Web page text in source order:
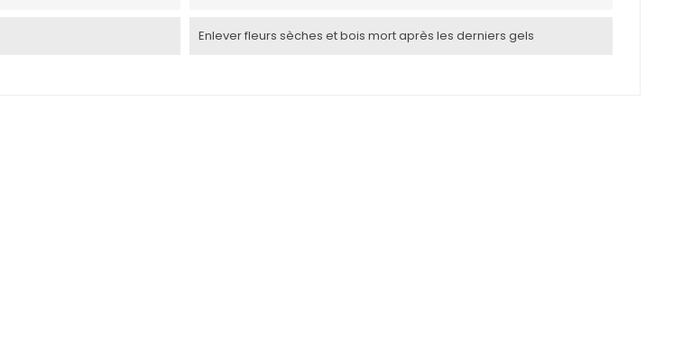
Enlever fleurs sèches et bois mort après les derniers gels